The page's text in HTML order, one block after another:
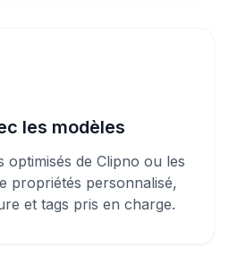
les modèles
optimisés de Clipno ou les
propriétés personnalisé,
et tags pris en charge.